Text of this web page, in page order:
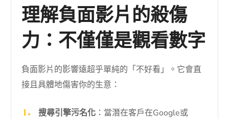
理解負面影片的殺傷
力：不僅僅是觀看數字
負面影片的影響遠超乎單純的「不好看」。它會直
接且具體地傷害你的生意：
搜尋引擎污名化：當潛在客戶在Google或